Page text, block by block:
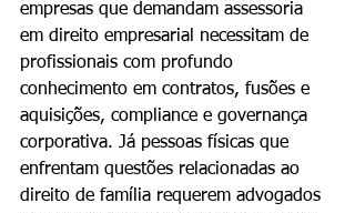
empresas que demandam assessoria
em direito empresarial necessitam de
profissionais com profundo
conhecimento em contratos, fusões e
aquisições, compliance e governança
corporativa. Já pessoas físicas que
enfrentam questões relacionadas ao
direito de família requerem advogados